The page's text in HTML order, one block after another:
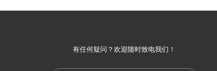
有任何疑问？欢迎随时致电我们！